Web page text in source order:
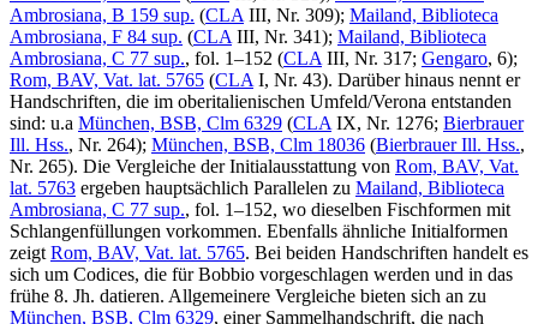
Ambrosiana, B 159 sup. (CLA III, Nr. 309); Mailand, Biblioteca
Ambrosiana, F 84 sup. (CLA III, Nr. 341); Mailand, Biblioteca
Ambrosiana, C 77 sup., fol. 1–152 (CLA III, Nr. 317; Gengaro, 6);
Rom, BAV, Vat. lat. 5765 (CLA I, Nr. 43). Darüber hinaus nennt er
Handschriften, die im oberitalienischen Umfeld/Verona entstanden
sind: u.a München, BSB, Clm 6329 (CLA IX, Nr. 1276; Bierbrauer
Ill. Hss., Nr. 264); München, BSB, Clm 18036 (Bierbrauer Ill. Hss.,
Nr. 265). Die Vergleiche der Initialausstattung von Rom, BAV, Vat.
lat. 5763 ergeben hauptsächlich Parallelen zu Mailand, Biblioteca
Ambrosiana, C 77 sup., fol. 1–152, wo dieselben Fischformen mit
Schlangenfüllungen vorkommen. Ebenfalls ähnliche Initialformen
zeigt Rom, BAV, Vat. lat. 5765. Bei beiden Handschriften handelt es
sich um Codices, die für Bobbio vorgeschlagen werden und in das
frühe 8. Jh. datieren. Allgemeinere Vergleiche bieten sich an zu
München, BSB, Clm 6329, einer Sammelhandschrift, die nach